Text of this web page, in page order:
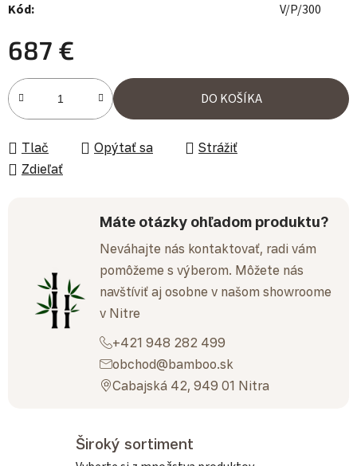
Kód: V/P/300
687 €
Jednotková cena:
DO KOŠÍKA
Tlač Opýtať sa
Strážiť
Zdieľať
Máte otázky ohľadom produktu?
Neváhajte nás kontaktovať, radi vám
pomôžeme s výberom. Môžete nás
navštíviť aj osobne v našom showroome
v Nitre
+421 948 282 499
obchod@bamboo.sk
Cabajská 42, 949 01 Nitra
Široký sortiment